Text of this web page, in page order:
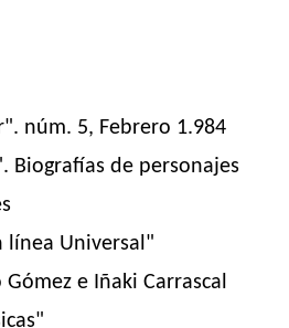
núm. 5, Febrero 1.984
Biografías de personajes
línea Universal"
e Iñaki Carrascal